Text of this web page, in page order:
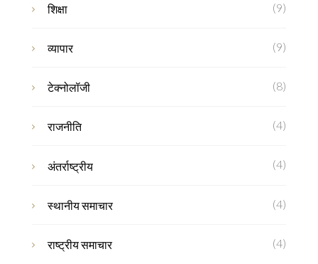
शिक्षा (9)
व्यापार (9)
टेक्नोलॉजी (8)
राजनीति (4)
अंतर्राष्ट्रीय (4)
स्थानीय समाचार (4)
राष्ट्रीय समाचार (4)